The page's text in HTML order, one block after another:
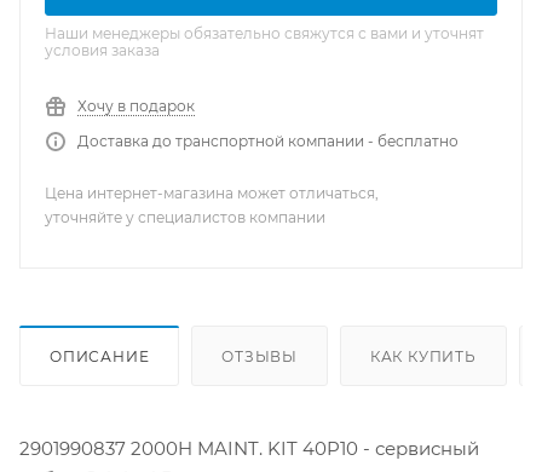
Наши менеджеры обязательно свяжутся с вами и уточнят
условия заказа
Хочу в подарок
Доставка до транспортной компании - бесплатно
Цена интернет-магазина может отличаться,
уточняйте у специалистов компании
ОПИСАНИЕ ОТЗЫВЫ КАК КУПИТЬ
2901990837 2000H MAINT. KIT 40P10 - сервисный